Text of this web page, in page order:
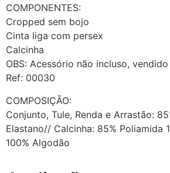
COMPONENTES:
Cropped sem bojo
Cinta liga com persex
Calcinha
OBS: Acessório não incluso,
Ref: 00030
COMPOSIÇÃO:
Conjunto, Tule, Renda e Arrastão:
Elastano// Calcinha: 85% Poliamida
100% Algodão